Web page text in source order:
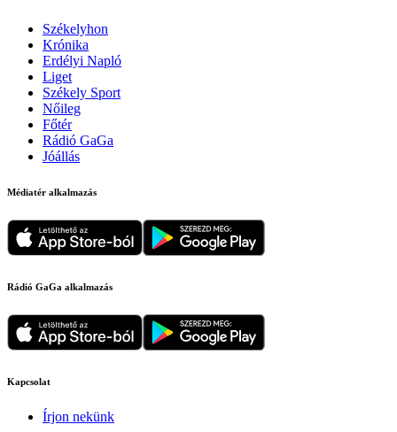
Székelyhon
Krónika
Erdélyi Napló
Liget
Székely Sport
Nőileg
Főtér
Rádió GaGa
Jóállás
Médiatér alkalmazás
Rádió GaGa alkalmazás
Kapcsolat
Írjon nekünk